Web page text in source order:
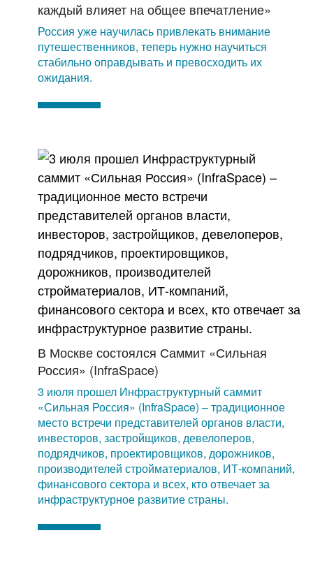
каждый влияет на общее впечатление»
Россия уже научилась привлекать внимание
путешественников, теперь нужно научиться
стабильно оправдывать и превосходить их
ожидания.
В Москве состоялся Саммит «Сильная
Россия» (InfraSpace)
3 июля прошел Инфраструктурный саммит
«Сильная Россия» (InfraSpace) – традиционное
место встречи представителей органов власти,
инвесторов, застройщиков, девелоперов,
подрядчиков, проектировщиков, дорожников,
производителей стройматериалов, ИТ-компаний,
финансового сектора и всех, кто отвечает за
инфраструктурное развитие страны.